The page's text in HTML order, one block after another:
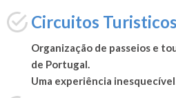
Circuitos Turisticos
Organização de passeios e
de Portugal.
Uma experiência